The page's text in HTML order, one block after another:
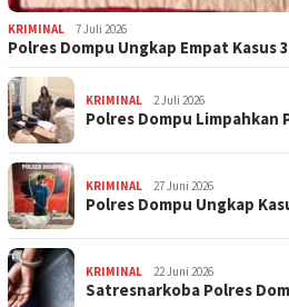
KRIMINAL 7 Juli 2026
Polres Dompu Ungkap Empat Kasus
KRIMINAL 2 Juli 2026
Polres Dompu
KRIMINAL 27 Juni 2026
Polres Dompu Ungkap
KRIMINAL 22 Juni 2026
Satresnarkoba Polres